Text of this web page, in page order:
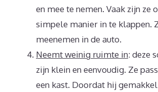
en mee te nemen. Vaak zijn ze
simpele manier in te klappen.
meenemen in de auto.
Neemt weinig ruimte in: deze
zijn klein en eenvoudig. Ze
een kast. Doordat hij